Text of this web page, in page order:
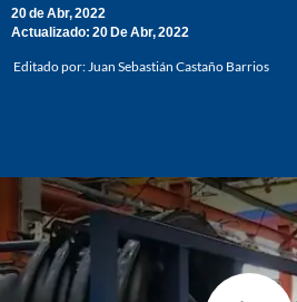
20 de Abr, 2022
Actualizado: 20 De Abr, 2022
Editado por: Juan Sebastián Castaño Barrios